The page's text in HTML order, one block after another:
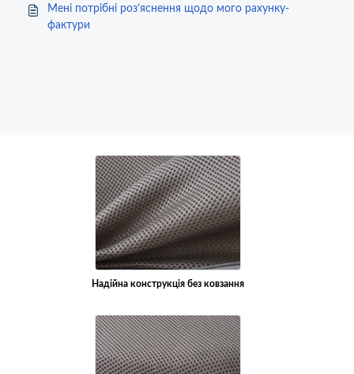
Мені потрібні роз’яснення щодо мого рахунку-
фактури
Надійна конструкція без ковзання